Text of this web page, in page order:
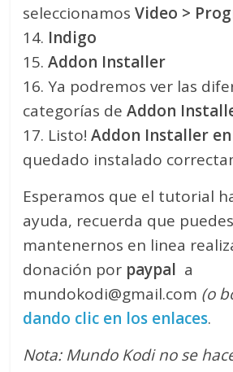
seleccionamosVideo >
14. Indigo
15.Addon Installer
16. Ya podremos ver las
categorías deAddon
17. Listo! Addon Installer
quedado instalado
Esperamos que el tutorial
ayuda, recuerda que
mantenernos en linea
donación por paypal a
mundokodi@gmail.com (o
dando clic en los enlaces.
Nota: Mundo Kodi no se